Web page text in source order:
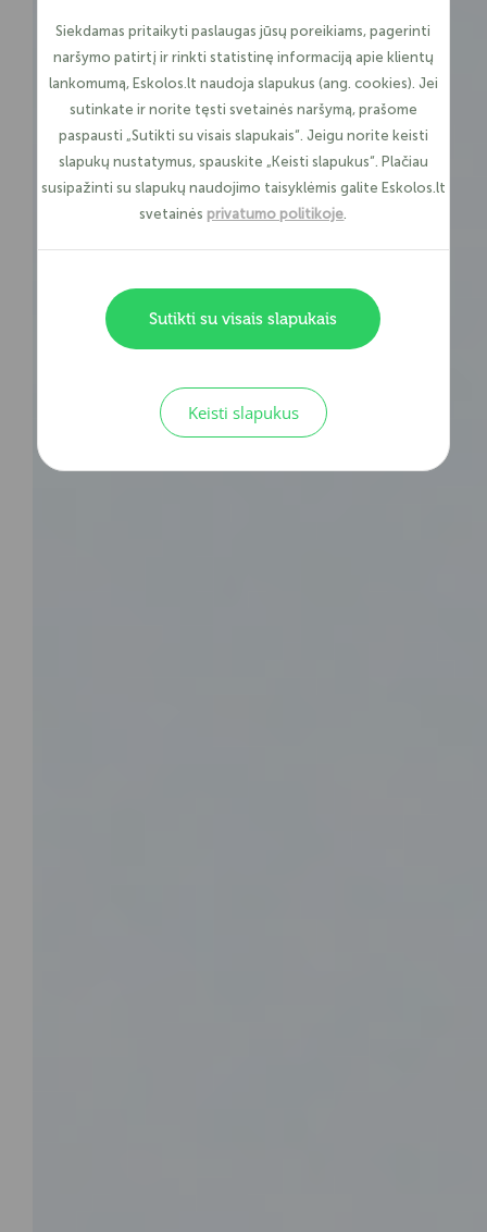
Siekdamas pritaikyti paslaugas jūsų poreikiams, pagerinti
naršymo patirtį ir rinkti statistinę informaciją apie klientų
lankomumą, Eskolos.lt naudoja slapukus (ang. cookies). Jei
sutinkate ir norite tęsti svetainės naršymą, prašome
paspausti „Sutikti su visais slapukais“. Jeigu norite keisti
slapukų nustatymus, spauskite „Keisti slapukus“. Plačiau
susipažinti su slapukų naudojimo taisyklėmis galite Eskolos.lt
svetainės privatumo politikoje
Sutikti su visais slapukais
Keisti slapukus